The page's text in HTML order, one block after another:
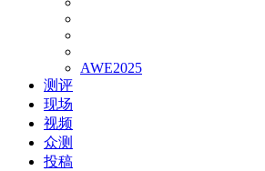
AWE2025
测评
现场
视频
众测
投稿